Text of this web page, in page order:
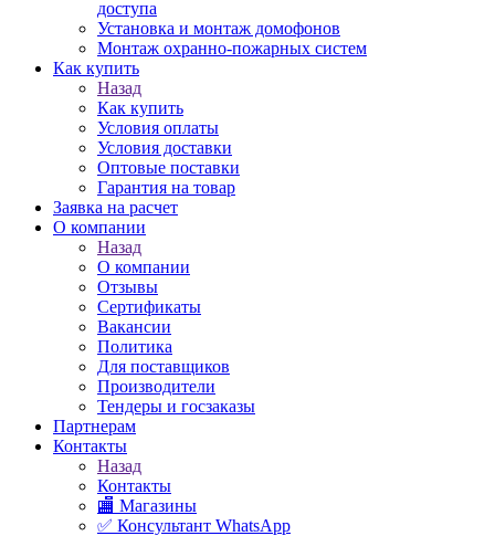
доступа
Установка и монтаж домофонов
Монтаж охранно-пожарных систем
Как купить
Назад
Как купить
Условия оплаты
Условия доставки
Оптовые поставки
Гарантия на товар
Заявка на расчет
О компании
Назад
О компании
Отзывы
Сертификаты
Вакансии
Политика
Для поставщиков
Производители
Тендеры и госзаказы
Партнерам
Контакты
Назад
Контакты
🏬 Магазины
✅️ Консультант WhatsApp